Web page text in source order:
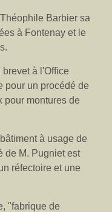
Barbier sa
à Fontenay et le
à l'Office
pour un procédé de
pour montures de
à usage de
de M. Pugniet est
réfectoire et une
"fabrique de